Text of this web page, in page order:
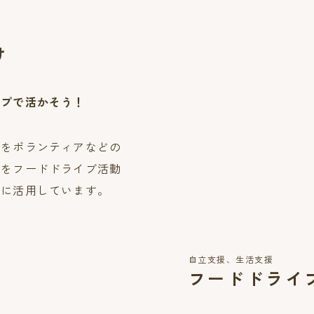
で活かそう！
ボランティアなどの
フードドライブ活動
活用しています。
自立支援、生活支援
フードドライ